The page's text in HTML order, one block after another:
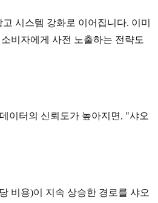
시스템 강화로 이어집니다. 이미
비자에게 사전 노출하는 전략도
이터의 신뢰도가 높아지면, "샤오
비용)이 지속 상승한 경로를 샤오